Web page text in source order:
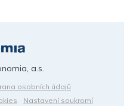
osobních údajů
Nastavení soukromí
a.s.